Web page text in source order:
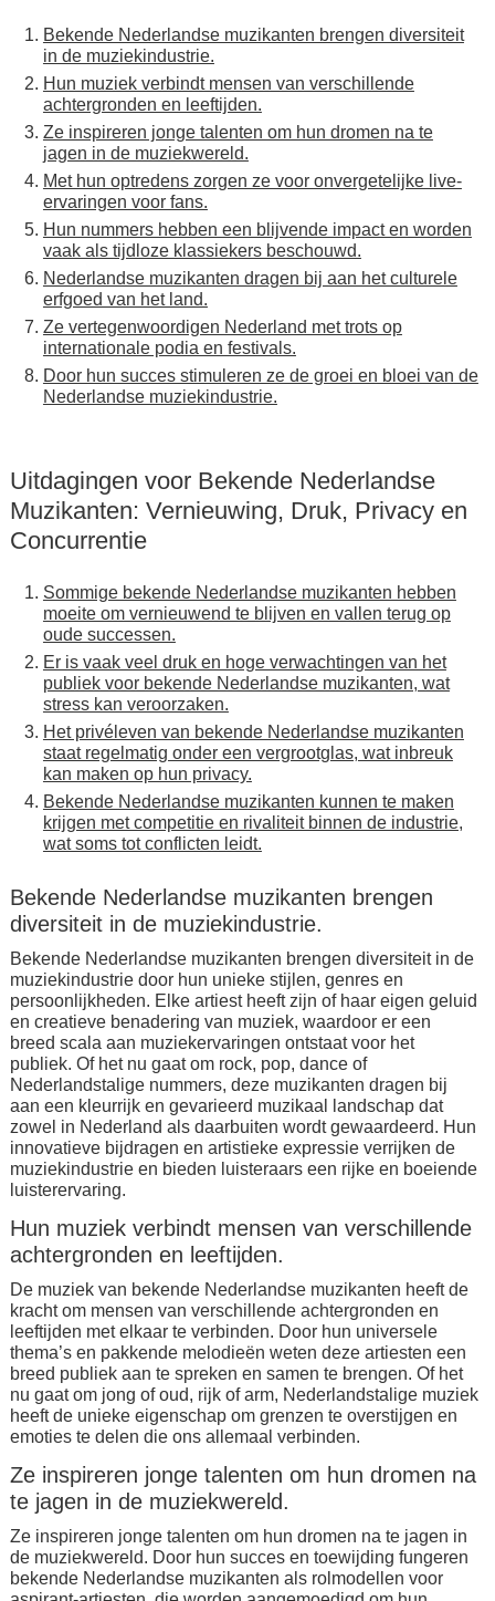
Bekende Nederlandse muzikanten brengen diversiteit
in de muziekindustrie.
Hun muziek verbindt mensen van verschillende
achtergronden en leeftijden.
Ze inspireren jonge talenten om hun dromen na te
jagen in de muziekwereld.
Met hun optredens zorgen ze voor onvergetelijke live-
ervaringen voor fans.
Hun nummers hebben een blijvende impact en worden
vaak als tijdloze klassiekers beschouwd.
Nederlandse muzikanten dragen bij aan het culturele
erfgoed van het land.
Ze vertegenwoordigen Nederland met trots op
internationale podia en festivals.
Door hun succes stimuleren ze de groei en bloei van de
Nederlandse muziekindustrie.
Uitdagingen voor Bekende Nederlandse
Muzikanten: Vernieuwing, Druk, Privacy en
Concurrentie
Sommige bekende Nederlandse muzikanten hebben
moeite om vernieuwend te blijven en vallen terug op
oude successen.
Er is vaak veel druk en hoge verwachtingen van het
publiek voor bekende Nederlandse muzikanten, wat
stress kan veroorzaken.
Het privéleven van bekende Nederlandse muzikanten
staat regelmatig onder een vergrootglas, wat inbreuk
kan maken op hun privacy.
Bekende Nederlandse muzikanten kunnen te maken
krijgen met competitie en rivaliteit binnen de industrie,
wat soms tot conflicten leidt.
Bekende Nederlandse muzikanten brengen
diversiteit in de muziekindustrie.
Bekende Nederlandse muzikanten brengen diversiteit in de
muziekindustrie door hun unieke stijlen, genres en
persoonlijkheden. Elke artiest heeft zijn of haar eigen geluid
en creatieve benadering van muziek, waardoor er een
breed scala aan muziekervaringen ontstaat voor het
publiek. Of het nu gaat om rock, pop, dance of
Nederlandstalige nummers, deze muzikanten dragen bij
aan een kleurrijk en gevarieerd muzikaal landschap dat
zowel in Nederland als daarbuiten wordt gewaardeerd. Hun
innovatieve bijdragen en artistieke expressie verrijken de
muziekindustrie en bieden luisteraars een rijke en boeiende
luisterervaring.
Hun muziek verbindt mensen van verschillende
achtergronden en leeftijden.
De muziek van bekende Nederlandse muzikanten heeft de
kracht om mensen van verschillende achtergronden en
leeftijden met elkaar te verbinden. Door hun universele
thema’s en pakkende melodieën weten deze artiesten een
breed publiek aan te spreken en samen te brengen. Of het
nu gaat om jong of oud, rijk of arm, Nederlandstalige muziek
heeft de unieke eigenschap om grenzen te overstijgen en
emoties te delen die ons allemaal verbinden.
Ze inspireren jonge talenten om hun dromen na
te jagen in de muziekwereld.
Ze inspireren jonge talenten om hun dromen na te jagen in
de muziekwereld. Door hun succes en toewijding fungeren
bekende Nederlandse muzikanten als rolmodellen voor